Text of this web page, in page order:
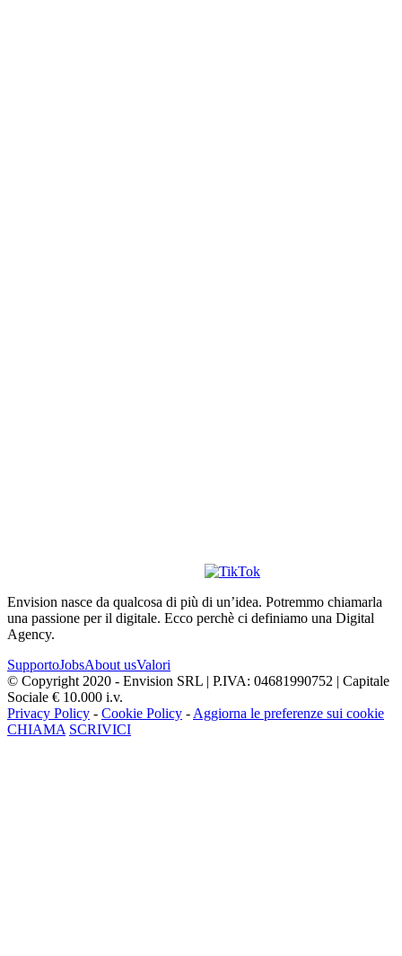
Envision nasce da qualcosa di più di un’idea. Potremmo chiamarla
una passione per il digitale. Ecco perchè ci definiamo una Digital
Agency.
SupportoJobsAbout usValori
© Copyright 2020 - Envision SRL | P.IVA: 04681990752 | Capitale
Sociale € 10.000 i.v.
Privacy Policy - Cookie Policy - Aggiorna le preferenze sui cookie
CHIAMA SCRIVICI